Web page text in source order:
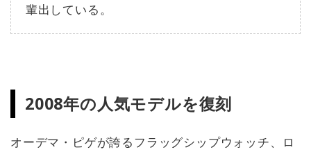
輩出している。
2008年の人気モデルを復刻
オーデマ・ピゲが誇るフラッグシップウォッチ、ロ